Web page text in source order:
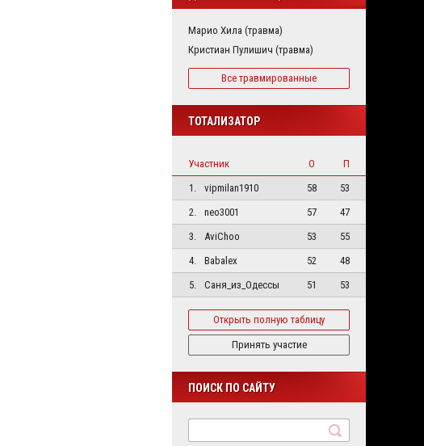
Марио Хила (травма)
Кристиан Пулишич (травма)
Все травмированные
ТОТАЛИЗАТОР
Участник О
П
1.
vipmilan1910 58
53
2.
neo3001 57
47
3.
AviChoo 53
55
4.
Babalex 52
48
5.
Саня_из_Одессы 51 53
Открыть полную таблицу
Принять участие
ПОИСК ПО САЙТУ